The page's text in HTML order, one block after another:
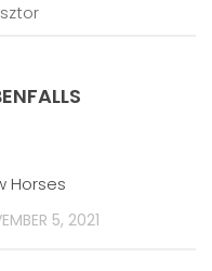
Horses
5, 2021